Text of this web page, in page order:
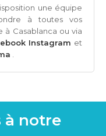
une équipe
à toutes vos
Casablanca ou via
Instagram et
.
à notre